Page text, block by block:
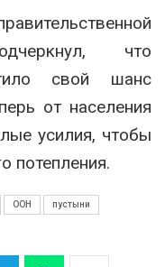
что
свой шанс
от населения
усилия, чтобы
потепления.
ООН пустыни